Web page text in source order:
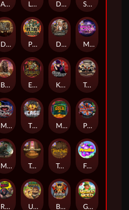
Dead Men Walking
Munchies
Stockholm Syndrome
Apocalypse Super xNudge
Tombstone No Mercy
Roadkill
The Cage Monkey's Gold xPays
Little Bighorn
Tomb of Akhenaten
Evil Goblins xBomb
Fruits
Deadwood xNudge
Buffalo Hunter
Punk Rocker
Milky Ways
Gaelic Gold
Pearl Harbor
Misery Mining
Karen Maneater
True kult
Bushido Way xNudge
D Day
Ugliest Catch